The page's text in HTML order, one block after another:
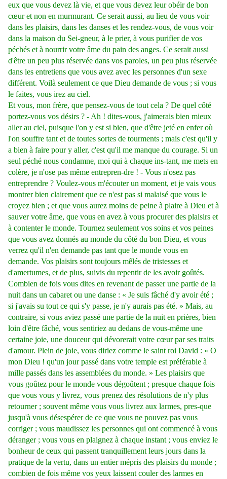
eux que vous devez là vie, et que vous devez leur obéir de bon
cœur et non en murmurant. Ce serait aussi, au lieu de vous voir
dans les plaisirs, dans les danses et les rendez-vous, de vous voir
dans la maison du Sei-gneur, à le prier, à vous purifier de vos
péchés et à nourrir votre âme du pain des anges. Ce serait aussi
d'être un peu plus réservée dans vos paroles, un peu plus réservée
dans les entretiens que vous avez avec les personnes d'un sexe
différent. Voilà seulement ce que Dieu demande de vous ; si vous
le faites, vous irez au ciel.
Et vous, mon frère, que pensez-vous de tout cela ? De quel côté
portez-vous vos désirs ? - Ah ! dites-vous, j'aimerais bien mieux
aller au ciel, puisque l'on y est si bien, que d'être jeté en enfer où
l'on souffre tant et de toutes sortes de tourments ; mais c'est qu'il y
a bien à faire pour y aller, c'est qu'il me manque du courage. Si un
seul péché nous condamne, moi qui à chaque ins-tant, me mets en
colère, je n'ose pas même entrepren-dre ! - Vous n'osez pas
entreprendre ? Voulez-vous m'écouter un moment, et je vais vous
montrer bien clairement que ce n'est pas si malaisé que vous le
croyez bien ; et que vous aurez moins de peine à plaire à Dieu et à
sauver votre âme, que vous en avez à vous procurer des plaisirs et
à contenter le monde. Tournez seulement vos soins et vos peines
que vous avez donnés au monde du côté du bon Dieu, et vous
verrez qu'il n'en demande pas tant que le monde vous en
demande. Vos plaisirs sont toujours mêlés de tristesses et
d'amertumes, et de plus, suivis du repentir de les avoir goûtés.
Combien de fois vous dites en revenant de passer une partie de la
nuit dans un cabaret ou une danse : « Je suis fâché d'y avoir été ;
si j'avais su tout ce qui s'y passe, je n'y aurais pas été. » Mais, au
contraire, si vous aviez passé une partie de la nuit en prières, bien
loin d'être fâché, vous sentiriez au dedans de vous-même une
certaine joie, une douceur qui dévorerait votre cœur par ses traits
d'amour. Plein de joie, vous diriez comme le saint roi David : « O
mon Dieu ! qu'un jour passé dans votre temple est préférable à
mille passés dans les assemblées du monde. » Les plaisirs que
vous goûtez pour le monde vous dégoûtent ; presque chaque fois
que vous vous y livrez, vous prenez des résolutions de n'y plus
retourner ; souvent même vous vous livrez aux larmes, pres-que
jusqu'à vous désespérer de ce que vous ne pouvez pas vous
corriger ; vous maudissez les personnes qui ont commencé à vous
déranger ; vous vous en plaignez à chaque instant ; vous enviez le
bonheur de ceux qui passent tranquillement leurs jours dans la
pratique de la vertu, dans un entier mépris des plaisirs du monde ;
combien de fois même vos yeux laissent couler des larmes en